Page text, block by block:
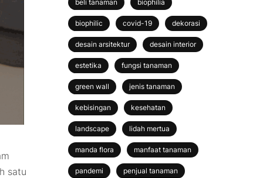
satu
beli tanaman biophilia
biophilic covid-19 dekorasi
desain arsitektur desain interior
estetika fungsi tanaman
green wall jenis tanaman
kebisingan kesehatan
landscape lidah mertua
manda flora manfaat tanaman
pandemi penjual tanaman